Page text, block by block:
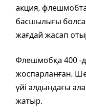
акция,
басшылығы
жағдай жасап
Флешмобқа 400 -
жоспарланған.
үйі алдындағы
жатыр.